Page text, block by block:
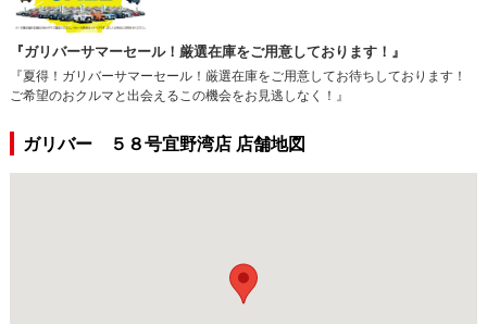
『ガリバーサマーセール！厳選在庫をご用意しております！』
『夏得！ガリバーサマーセール！厳選在庫をご用意してお待ちしております！
ご希望のおクルマと出会えるこの機会をお見逃しなく！』
ガリバー ５８号宜野湾店 店舗地図